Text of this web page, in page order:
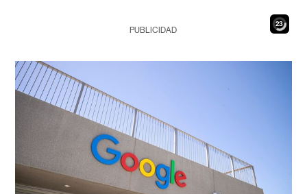
21
PUBLICIDAD